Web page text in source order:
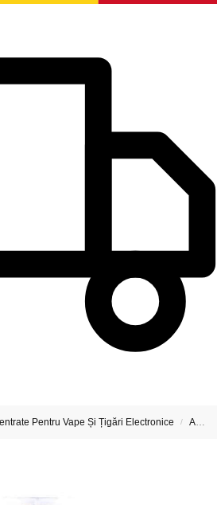
Pentru Vape Și Țigări Electronice / Arome Concentrate T-Juice